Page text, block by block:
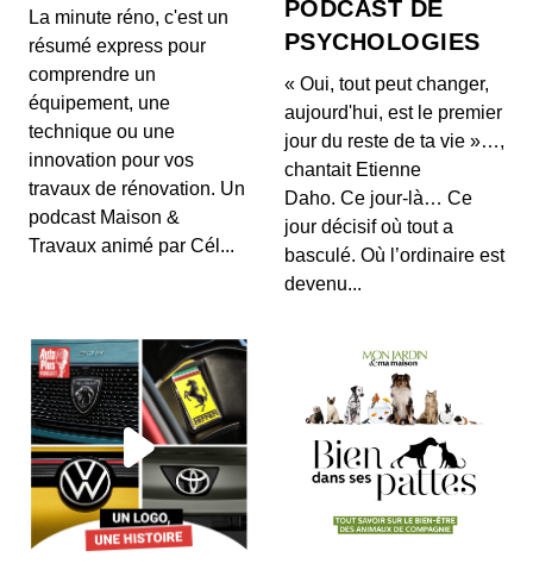
La minute réno, c'est un
résumé express pour
comprendre un
équipement, une
technique ou une
innovation pour vos
travaux de rénovation. Un
podcast Maison &
Travaux animé par Cél...
PODCAST DE
PSYCHOLOGIES
« Oui, tout peut changer,
aujourd'hui, est le premier
jour du reste de ta vie »…,
chantait Etienne
Daho. Ce jour-là… Ce
jour décisif où tout a
basculé. Où l’ordinaire est
devenu...